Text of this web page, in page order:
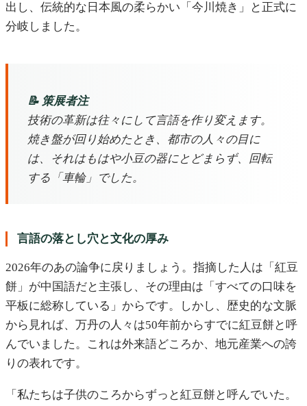
出し、伝統的な日本風の柔らかい「今川焼き」と正式に
分岐しました。
📝 策展者注
技術の革新は往々にして言語を作り変えます。
焼き盤が回り始めたとき、都市の人々の目に
は、それはもはや小豆の器にとどまらず、回転
する「車輪」でした。
言語の落とし穴と文化の厚み
2026年のあの論争に戻りましょう。指摘した人は「紅豆
餅」が中国語だと主張し、その理由は「すべての口味を
平板に総称している」からです。しかし、歴史的な文脈
から見れば、万丹の人々は50年前からすでに紅豆餅と呼
んでいました。これは外来語どころか、地元産業への誇
りの表れです。
「私たちは子供のころからずっと紅豆餅と呼んでいた。